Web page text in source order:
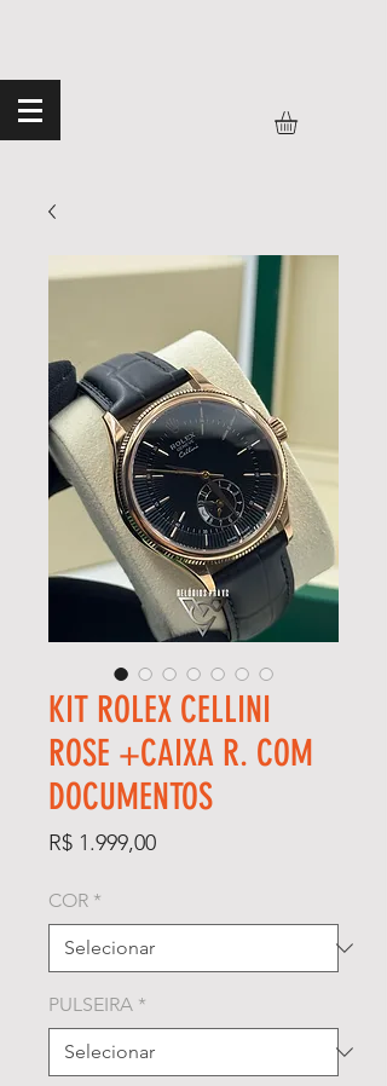
KIT ROLEX CELLINI
ROSE +CAIXA R. COM
DOCUMENTOS
R$ 1.999,00Preço
COR *
PULSEIRA *